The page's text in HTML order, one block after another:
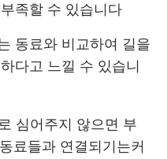
족할 수 있습니다
동료와 비교하여 길을
다고 느낄 수 있습니
심어주지 않으면 부
료들과 연결되기는커